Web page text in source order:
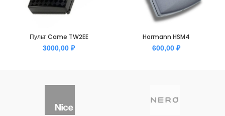
Пульт Came TW2EE
3000,00 ₽
Hormann HSM4
600,00 ₽